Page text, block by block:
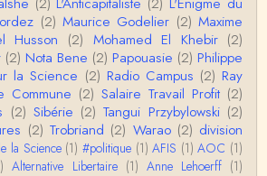
ces reconstitutions dont la visit…
regarder une vidéo de Pascal Picq sur
l'instant. Mon premier r…
"hiérarchie" j'entendais surtout ce que
dans ton second point…
(2) Maurice Godelier (2) Maxime
Husson (2) Mohamed El Khebir (2)
(2) Nota Bene (2) Papouasie (2) Philippe
la Science (2) Radio Campus (2) Ray
Commune (2) Salaire Travail Profit (2)
(2) Sibérie (2) Tangui Przybylowski (2)
(2) Trobriand (2) Warao (2) division
la Science (1) #politique (1) AFIS (1) AOC (1)
Alternative Libertaire (1) Anne Lehoerff (1)